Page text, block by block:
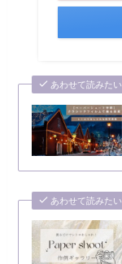
あわせて読みたい
あわせて読みたい